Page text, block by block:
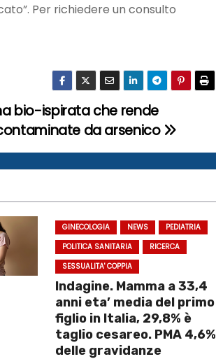
Per richiedere un consulto
bio-ispirata che rende
da arsenico
GINECOLOGIA NEWS
PEDIATRIA
POLITICA SANITARIA
RICERCA
SESSUALITA' COPPIA
Indagine. Mamma a 33,4
anni eta’ media del primo
figlio in Italia, 29,8% è
taglio cesareo. PMA 4,6%
delle gravidanze